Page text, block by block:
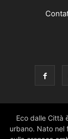
Eco dalle Città
urbano. Nato